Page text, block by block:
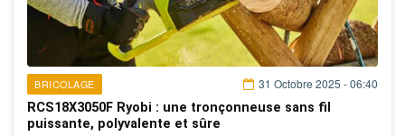
BRICOLAGE
31 Octobre 2025 - 06:40
RCS18X3050F Ryobi : une tronçonneuse sans fil
puissante, polyvalente et sûre